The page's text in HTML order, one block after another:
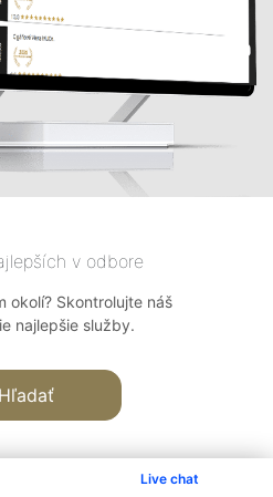
Live chat
v odbore
okolí? Skontrolujte náš
najlepšie služby.
Hľadať